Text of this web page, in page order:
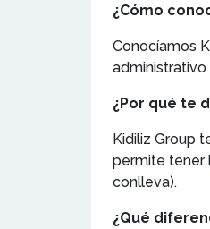
¿Cómo
Conocíamos
¿Por qué te
Kidiliz Group
permite tener
conlleva).
¿Qué